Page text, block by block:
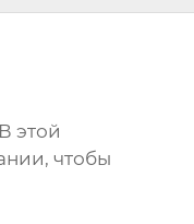
этой
чтобы